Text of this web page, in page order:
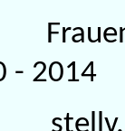
- 2014